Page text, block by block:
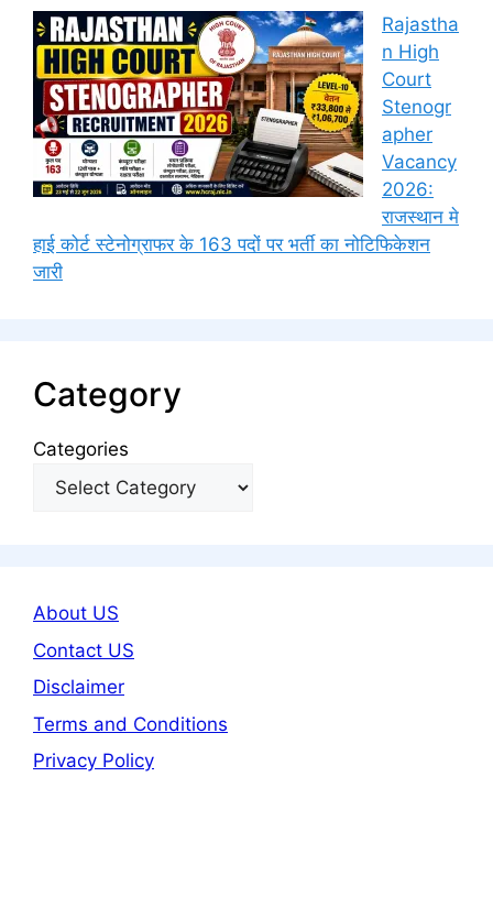
Rajastha
n High
Court
Stenogr
apher
Vacancy
2026:
राजस्थान मे
हाई कोर्ट स्टेनोग्राफर के 163 पदों पर भर्ती का नोटिफिकेशन
जारी
Category
Categories
About US
Contact US
Disclaimer
Terms and Conditions
Privacy Policy